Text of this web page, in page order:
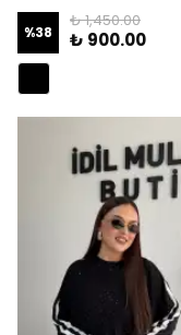
%38
₺ 1,450.00
₺ 900.00